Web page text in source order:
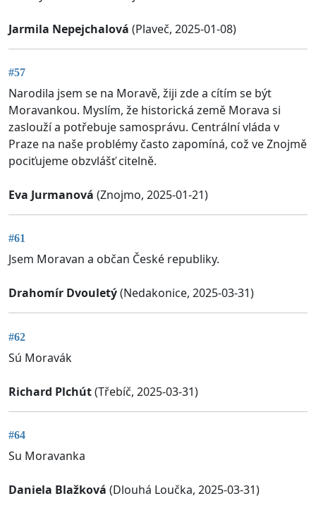
Jarmila Nepejchalová (Plaveč, 2025-01-08)
#57
Narodila jsem se na Moravě, žiji zde a cítím se být
Moravankou. Myslím, že historická země Morava si
zaslouží a potřebuje samosprávu. Centrální vláda v
Praze na naše problémy často zapomíná, což ve Znojmě
pociťujeme obzvlášť citelně.
Eva Jurmanová (Znojmo, 2025-01-21)
#61
Jsem Moravan a občan České republiky.
Drahomír Dvouletý(Nedakonice, 2025-03-31)
#62
Sú Moravák
Richard Plchút(Třebíč, 2025-03-31)
#64
Su Moravanka
Daniela Blažková (Dlouhá Loučka, 2025-03-31)